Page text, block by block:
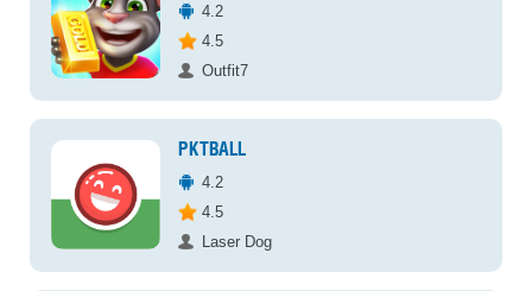
4.2
4.5
Outfit7
PKTBALL
4.2
4.5
Laser Dog